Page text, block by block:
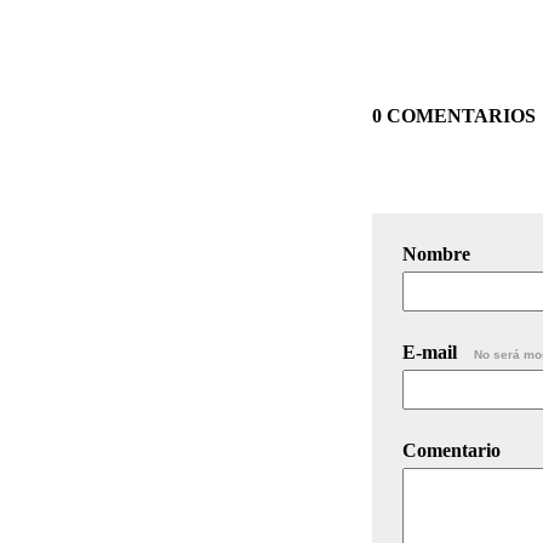
0 COMENTARIOS
Nombre
E-mail No será
Comentario